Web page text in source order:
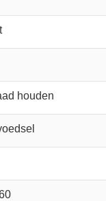
houden